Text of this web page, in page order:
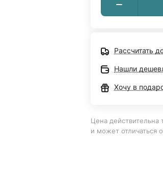
Рассчитать
Нашли
Хочу в
Цена действительна
и может отличаться